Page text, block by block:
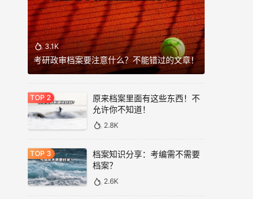
3.1K
考研政审档案要注意什么？不能错过的文章！
原来档案里面有这些东西！不
允许你不知道！
2.8K
档案知识分享：考编需不需要
档案？
2.6K